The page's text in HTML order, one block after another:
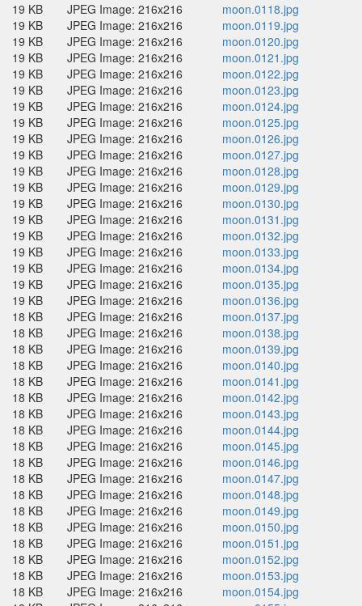
19 KB
JPEG Image: 216x216
moon.0118.jpg
19 KB
JPEG Image: 216x216
moon.0119.jpg
19 KB
JPEG Image: 216x216
moon.0120.jpg
19 KB
JPEG Image: 216x216
moon.0121.jpg
19 KB
JPEG Image: 216x216
moon.0122.jpg
19 KB
JPEG Image: 216x216
moon.0123.jpg
19 KB
JPEG Image: 216x216
moon.0124.jpg
19 KB
JPEG Image: 216x216
moon.0125.jpg
19 KB
JPEG Image: 216x216
moon.0126.jpg
19 KB
JPEG Image: 216x216
moon.0127.jpg
19 KB
JPEG Image: 216x216
moon.0128.jpg
19 KB
JPEG Image: 216x216
moon.0129.jpg
19 KB
JPEG Image: 216x216
moon.0130.jpg
19 KB
JPEG Image: 216x216
moon.0131.jpg
19 KB
JPEG Image: 216x216
moon.0132.jpg
19 KB
JPEG Image: 216x216
moon.0133.jpg
19 KB
JPEG Image: 216x216
moon.0134.jpg
19 KB
JPEG Image: 216x216
moon.0135.jpg
19 KB
JPEG Image: 216x216
moon.0136.jpg
18 KB
JPEG Image: 216x216
moon.0137.jpg
18 KB
JPEG Image: 216x216
moon.0138.jpg
18 KB
JPEG Image: 216x216
moon.0139.jpg
18 KB
JPEG Image: 216x216
moon.0140.jpg
18 KB
JPEG Image: 216x216
moon.0141.jpg
18 KB
JPEG Image: 216x216
moon.0142.jpg
18 KB
JPEG Image: 216x216
moon.0143.jpg
18 KB
JPEG Image: 216x216
moon.0144.jpg
18 KB
JPEG Image: 216x216
moon.0145.jpg
18 KB
JPEG Image: 216x216
moon.0146.jpg
18 KB
JPEG Image: 216x216
moon.0147.jpg
18 KB
JPEG Image: 216x216
moon.0148.jpg
18 KB
JPEG Image: 216x216
moon.0149.jpg
18 KB
JPEG Image: 216x216
moon.0150.jpg
18 KB
JPEG Image: 216x216
moon.0151.jpg
18 KB
JPEG Image: 216x216
moon.0152.jpg
18 KB
JPEG Image: 216x216
moon.0153.jpg
18 KB
JPEG Image: 216x216
moon.0154.jpg